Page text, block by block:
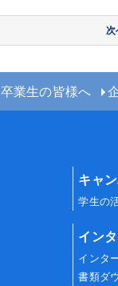
次
卒業生の皆様へ
キャ
学生の
イン
インタ
書類ダ